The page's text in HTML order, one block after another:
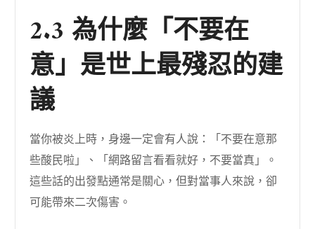
2.3 為什麼「不要在
意」是世上最殘忍的建
議
當你被炎上時，身邊一定會有人說：「不要在意那
些酸民啦」、「網路留言看看就好，不要當真」。
這些話的出發點通常是關心，但對當事人來說，卻
可能帶來二次傷害。